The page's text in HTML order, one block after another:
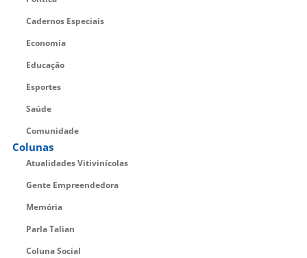
Cadernos Especiais
Economia
Educação
Esportes
Saúde
Comunidade
Colunas
Atualidades Vitivinícolas
Gente Empreendedora
Memória
Parla Talian
Coluna Social